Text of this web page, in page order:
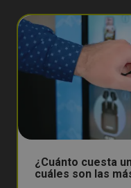
¿Cuánto cuesta
cuáles son las